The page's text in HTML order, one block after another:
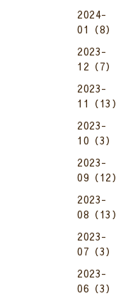
2024-
01（8）
2023-
12（7）
2023-
11（13）
2023-
10（3）
2023-
09（12）
2023-
08（13）
2023-
07（3）
2023-
06（3）